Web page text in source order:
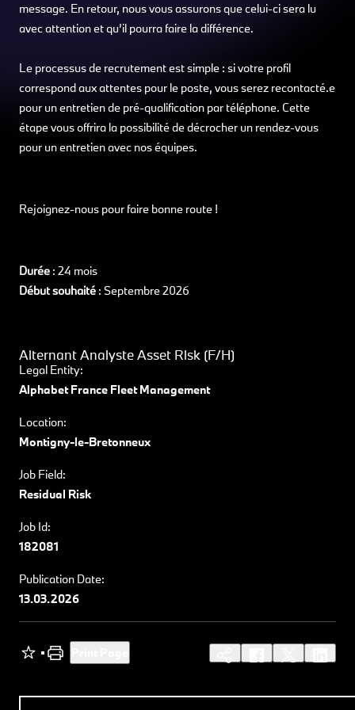
message. En retour, nous vous assurons que celui-ci sera lu
avec attention et qu’il pourra faire la différence.
Le processus de recrutement est simple : si votre profil
correspond aux attentes pour le poste, vous serez recontacté.e
pour un entretien de pré-qualification par téléphone. Cette
étape vous offrira la possibilité de décrocher un rendez-vous
pour un entretien avec nos équipes.
Rejoignez-nous pour faire bonne route !
Durée : 24 mois
Début souhaité : Septembre 2026
Alternant Analyste Asset Risk (F/H)
Legal Entity:
Alphabet France Fleet Management
Location:
Montigny-le-Bretonneux
Job Field:
Residual Risk
Job Id:
182081
Publication Date:
13.03.2026